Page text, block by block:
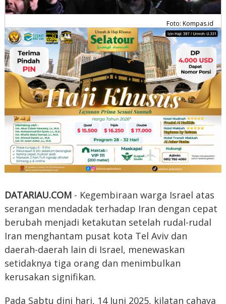
Foto: Kompas.id
DATARIAU.COM- Kegembiraan warga Israel atas
serangan mendadak terhadap Iran dengan cepat
berubah menjadi ketakutan setelah rudal-rudal
Iran menghantam pusat kota Tel Aviv dan
daerah-daerah lain di Israel, menewaskan
setidaknya tiga orang dan menimbulkan
kerusakan signifikan.
Pada Sabtu dini hari, 14 Juni 2025, kilatan cahaya